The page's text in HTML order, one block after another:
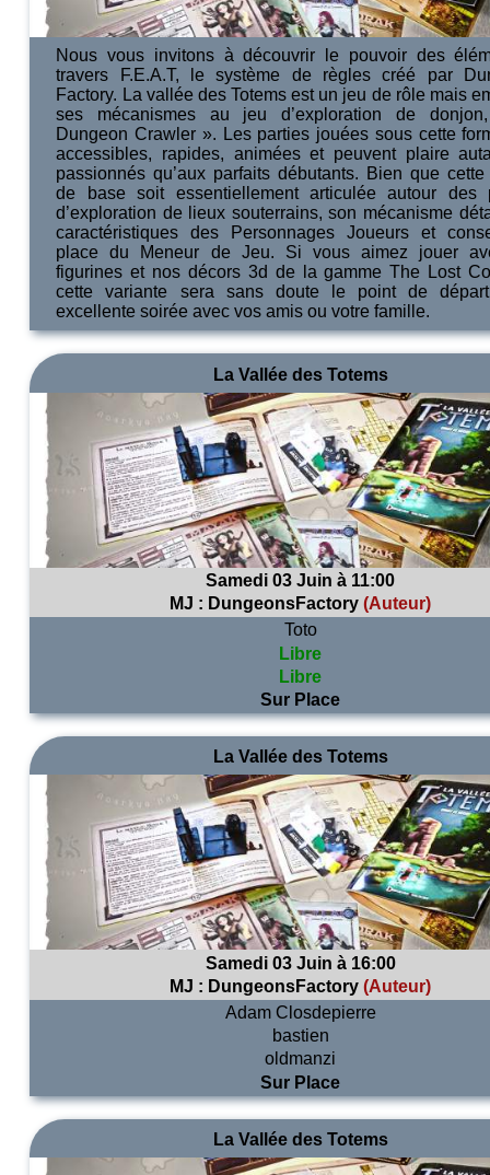
Nous vous invitons à découvrir le pouvoir des
travers F.E.A.T, le système de règles créé par
Factory. La vallée des Totems est un jeu de rôle mais
ses mécanismes au jeu d’exploration de
Dungeon Crawler ». Les parties jouées sous cette
accessibles, rapides, animées et peuvent plaire
passionnés qu’aux parfaits débutants. Bien que
de base soit essentiellement articulée autour des
d’exploration de lieux souterrains, son mécanisme
caractéristiques des Personnages Joueurs et
place du Meneur de Jeu. Si vous aimez jouer
figurines et nos décors 3d de la gamme The Lost
cette variante sera sans doute le point de départ
excellente soirée avec vos amis ou votre famille.
La Vallée des Totems
Samedi 03 Juin à 11:00
MJ : DungeonsFactory (Auteur)
Toto
Libre
Libre
Sur Place
La Vallée des Totems
Samedi 03 Juin à 16:00
MJ : DungeonsFactory (Auteur)
Adam Closdepierre
bastien
oldmanzi
Sur Place
La Vallée des Totems